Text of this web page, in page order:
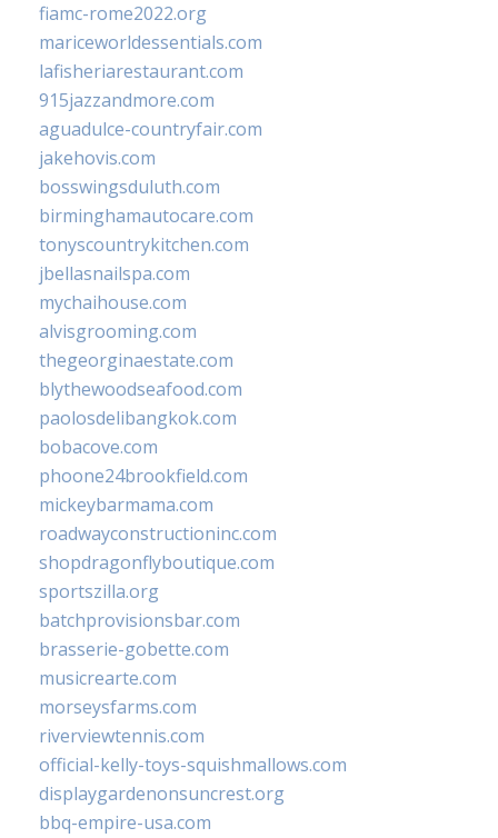
fiamc-rome2022.org
mariceworldessentials.com
lafisheriarestaurant.com
915jazzandmore.com
aguadulce-countryfair.com
jakehovis.com
bosswingsduluth.com
birminghamautocare.com
tonyscountrykitchen.com
jbellasnailspa.com
mychaihouse.com
alvisgrooming.com
thegeorginaestate.com
blythewoodseafood.com
paolosdelibangkok.com
bobacove.com
phoone24brookfield.com
mickeybarmama.com
roadwayconstructioninc.com
shopdragonflyboutique.com
sportszilla.org
batchprovisionsbar.com
brasserie-gobette.com
musicrearte.com
morseysfarms.com
riverviewtennis.com
official-kelly-toys-squishmallows.com
displaygardenonsuncrest.org
bbq-empire-usa.com